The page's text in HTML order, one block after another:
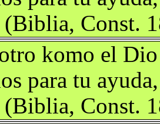
(Biblia, Const.
komo el
para tu
(Biblia, Const.